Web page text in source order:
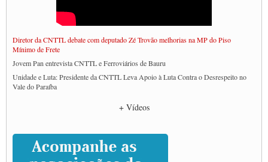
Diretor da CNTTL debate com deputado Zé Trovão melhorias na MP do Piso
Mínimo de Frete
Jovem Pan entrevista CNTTL e Ferroviários de Bauru
Unidade e Luta: Presidente da CNTTL Leva Apoio à Luta Contra o Desrespeito no
Vale do Paraíba
Caminhoneiros prometem paralisação e cobram diálogo com Lula
CNTTL e lideranças de caminhoneiros participam de debate sobre saúde nas
+ Vídeos